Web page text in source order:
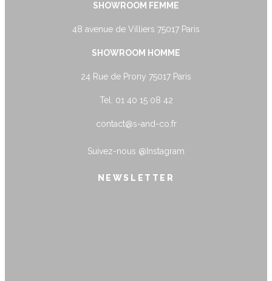
SHOWROOM FEMME
48 avenue de Villiers 75017 Paris
SHOWROOM HOMME
24 Rue de Prony 75017 Paris
Tel. 01 40 15 08 42
contact@s-and-co.fr
Suivez-nous @Instagram
NEWSLETTER